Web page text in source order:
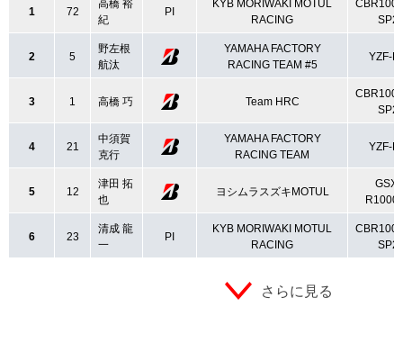
1 72
高橋 裕
紀
PI
KYB MORIWAKI MOTUL
RACING
SP2
2 5
野左根
航汰
YAMAHA FACTORY
RACING TEAM #5
YZF-
3 1 高橋 巧 Team HRC
SP2
4 21
中須賀
克行
YAMAHA FACTORY
RACING TEAM
YZF-
5 12
津田 拓
也
ヨシムラスズキMOTUL
GSX-
6 23
清成 龍
一
PI
KYB MORIWAKI MOTUL
RACING
SP2
さらに見る